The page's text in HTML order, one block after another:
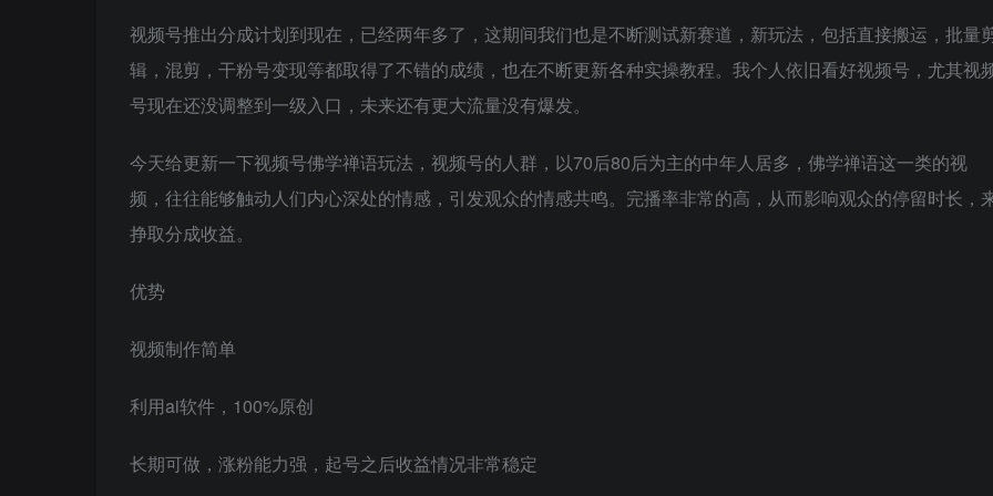
视频号推出分成计划到现在，已经两年多了，这期间我们也是不断测试新赛道，新玩法，包括直接搬运，批量
辑，混剪，干粉号变现等都取得了不错的成绩，也在不断更新各种实操教程。我个人依旧看好视频号，尤其视
号现在还没调整到一级入口，未来还有更大流量没有爆发。
今天给更新一下视频号佛学禅语玩法，视频号的人群，以70后80后为主的中年人居多，佛学禅语这一类的视
频，往往能够触动人们内心深处的情感，引发观众的情感共鸣。完播率非常的高，从而影响观众的停留时长，
挣取分成收益。
优势
视频制作简单
利用ai软件，100%原创
长期可做，涨粉能力强，起号之后收益情况非常稳定